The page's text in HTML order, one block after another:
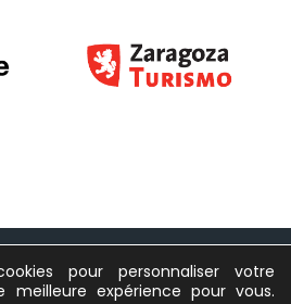
pour personnaliser votre
expérience pour vous.